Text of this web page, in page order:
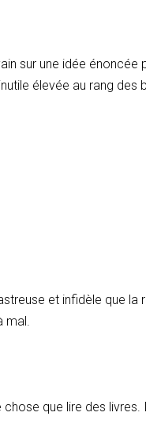
sur une idée énoncée
élevée au rang des
et infidèle que
que lire des livres.